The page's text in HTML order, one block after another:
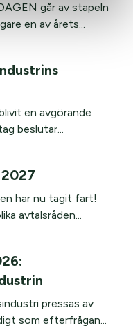
går av stapeln
en av årets...
en avgörande
beslutar...
har nu tagit fart!
avtalsråden...
pressas av
som efterfrågan...